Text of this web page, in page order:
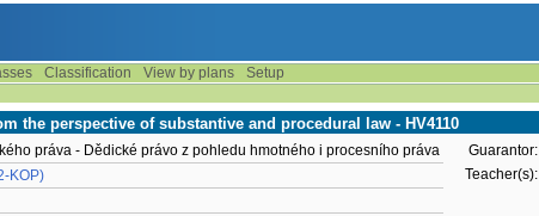
Classification View by plans
Setup
the perspective of substantive and procedural law - HV4110
práva - Dědické právo z pohledu hmotného i procesního práva
KOP)
Guarantor:
Teacher(s):